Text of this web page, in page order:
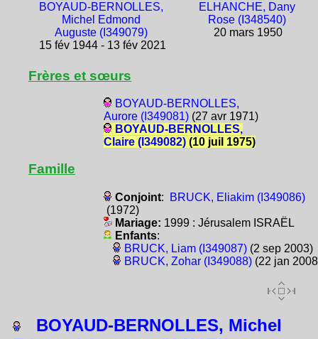
BOYAUD-BERNOLLES,
Michel Edmond
Auguste (I349079)
15 fév 1944 - 13 fév 2021
ELHANCHE, Dany
Rose (I348540)
20 mars 1950
Frères et sœurs
BOYAUD-BERNOLLES,
Aurore (I349081)(27 avr 1971)
BOYAUD-BERNOLLES,
Claire (I349082)(10 juil 1975)
Famille
Conjoint:
BRUCK, Eliakim (I349086)
(1972)
Mariage: 1999 : Jérusalem ISRAËL
Enfants:
BRUCK, Liam (I349087)(2 sep 2003)
BRUCK, Zohar (I349088)(22 jan
BOYAUD-BERNOLLES, Michel